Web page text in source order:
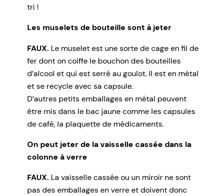
tri !
Les muselets de bouteille sont à jeter
FAUX. Le muselet est une sorte de cage en fil de
fer dont on coiffe le bouchon des bouteilles
d’alcool et qui est serré au goulot. Il est en métal
et se recycle avec sa capsule.
D’autres petits emballages en métal peuvent
être mis dans le bac jaune comme les capsules
de café, la plaquette de médicaments.
On peut jeter de la vaisselle cassée dans la
colonne à verre
FAUX. La vaisselle cassée ou un miroir ne sont
pas des emballages en verre et doivent donc